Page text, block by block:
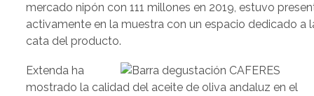
mercado nipón con 111 millones en 2019, estuvo
activamente en la muestra con un espacio dedicado a
cata del producto.
Extenda ha
mostrado la calidad del aceite de oliva andaluz en el